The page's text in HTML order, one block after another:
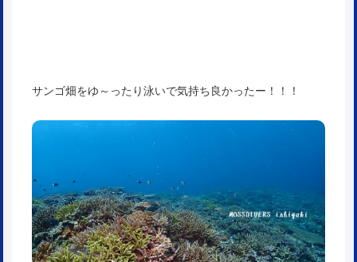
サンゴ畑をゆ～ったり泳いで気持ち良かったー！！！